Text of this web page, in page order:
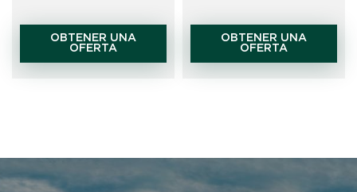
OBTENER UNA
OFERTA
OBTENER UNA
OFERTA